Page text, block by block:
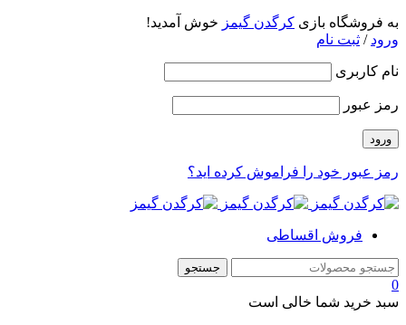
به فروشگاه بازی کرگدن گیمز خوش آمدید!
ورود / ثبت نام
نام کاربری
رمز عبور
رمز عبور خود را فراموش کرده اید؟
فروش اقساطی
0
سبد خرید شما خالی است